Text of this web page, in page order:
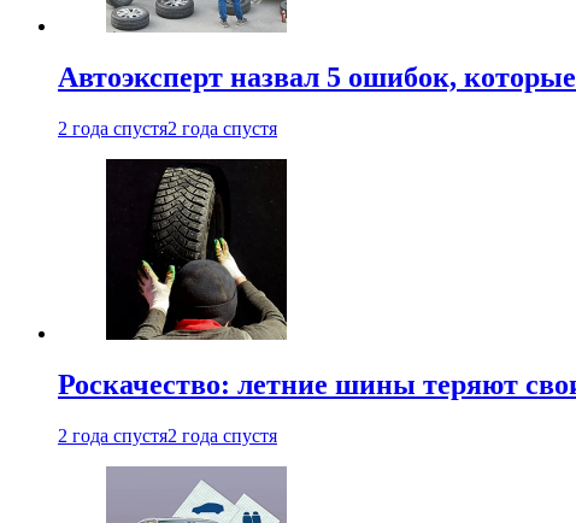
Автоэксперт назвал 5 ошибок,
2 года спустя2 года спустя
Роскачество: летние шины теряют
2 года спустя2 года спустя